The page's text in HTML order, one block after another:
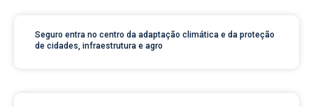
Seguro entra no centro da adaptação climática e da proteção
de cidades, infraestrutura e agro